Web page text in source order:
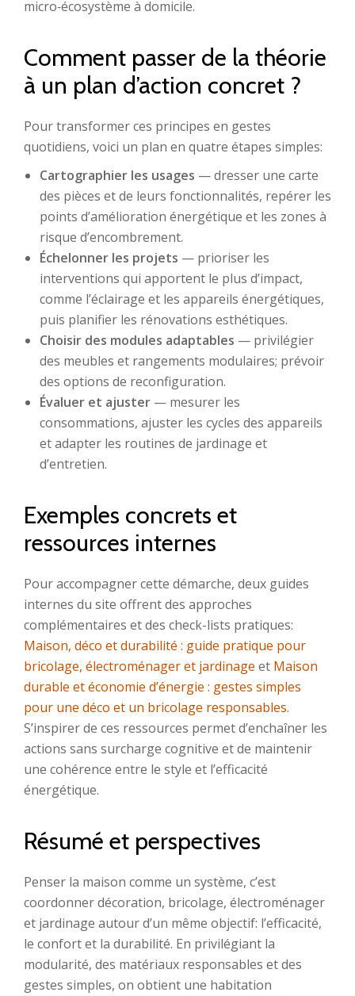
micro‑écosystème à domicile.
Comment passer de la théorie
à un plan d’action concret ?
Pour transformer ces principes en gestes
quotidiens, voici un plan en quatre étapes simples:
Cartographier les usages — dresser une carte
des pièces et de leurs fonctionnalités, repérer les
points d’amélioration énergétique et les zones à
risque d’encombrement.
Échelonner les projets — prioriser les
interventions qui apportent le plus d’impact,
comme l’éclairage et les appareils énergétiques,
puis planifier les rénovations esthétiques.
Choisir des modules adaptables — privilégier
des meubles et rangements modulaires; prévoir
des options de reconfiguration.
Évaluer et ajuster — mesurer les
consommations, ajuster les cycles des appareils
et adapter les routines de jardinage et
d’entretien.
Exemples concrets et
ressources internes
Pour accompagner cette démarche, deux guides
internes du site offrent des approches
complémentaires et des check-lists pratiques:
Maison, déco et durabilité : guide pratique pour
bricolage, électroménager et jardinage et Maison
durable et économie d’énergie : gestes simples
pour une déco et un bricolage responsables.
S’inspirer de ces ressources permet d’enchaîner les
actions sans surcharge cognitive et de maintenir
une cohérence entre le style et l’efficacité
énergétique.
Résumé et perspectives
Penser la maison comme un système, c’est
coordonner décoration, bricolage, électroménager
et jardinage autour d’un même objectif: l’efficacité,
le confort et la durabilité. En privilégiant la
modularité, des matériaux responsables et des
gestes simples, on obtient une habitation